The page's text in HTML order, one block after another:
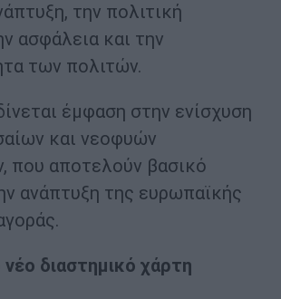
την πολιτική
ασφάλεια και την
των πολιτών.
έμφαση στην ενίσχυση
και νεοφυών
που αποτελούν βασικό
ανάπτυξη της ευρωπαϊκής
διαστημικό χάρτη